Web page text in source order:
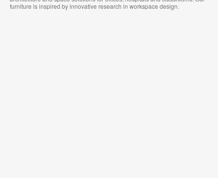
furniture is inspired by innovative research in workspace design.